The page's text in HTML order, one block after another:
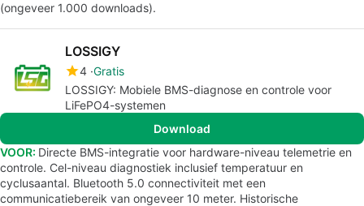
(ongeveer 1.000 downloads).
LOSSIGY
4 Gratis
LOSSIGY: Mobiele BMS-diagnose en controle voor
LiFePO4-systemen
Download
VOOR: Directe BMS-integratie voor hardware-niveau telemetrie en
controle. Cel-niveau diagnostiek inclusief temperatuur en
cyclusaantal. Bluetooth 5.0 connectiviteit met een
communicatiebereik van ongeveer 10 meter. Historische